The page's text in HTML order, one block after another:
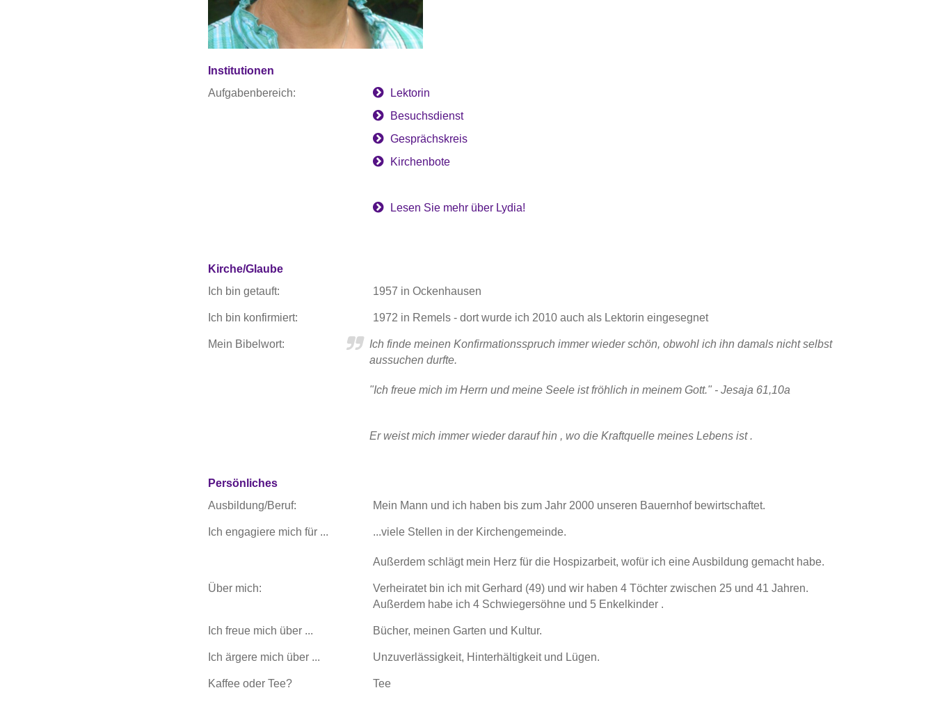
Institutionen
Aufgabenbereich:
Lektorin
Besuchsdienst
Gesprächskreis
Kirchenbote
Lesen Sie mehr über Lydia!
Kirche/Glaube
Ich bin getauft:
1957 in Ockenhausen
Ich bin konfirmiert: 1972 in Remels - dort wurde ich 2010 auch als Lektorin eingesegnet
Mein Bibelwort:
Ich finde meinen Konfirmationsspruch immer wieder schön, obwohl ich ihn damals nicht selbst
aussuchen durfte.
"Ich freue mich im Herrn und meine Seele ist fröhlich in meinem Gott." - Jesaja 61,10a
Er weist mich immer wieder darauf hin , wo die Kraftquelle meines Lebens ist .
Persönliches
Ausbildung/Beruf:
Mein Mann und ich haben bis zum Jahr 2000 unseren Bauernhof bewirtschaftet.
Ich engagiere mich für ... ...viele Stellen in der Kirchengemeinde.
Außerdem schlägt mein Herz für die Hospizarbeit, wofür ich eine Ausbildung gemacht habe.
Über mich:
Verheiratet bin ich mit Gerhard (49) und wir haben 4 Töchter zwischen 25 und 41 Jahren.
Außerdem habe ich 4 Schwiegersöhne und 5 Enkelkinder .
Ich freue mich über ... Bücher, meinen Garten und Kultur.
Ich ärgere mich über ... Unzuverlässigkeit, Hinterhältigkeit und Lügen.
Kaffee oder Tee? Tee